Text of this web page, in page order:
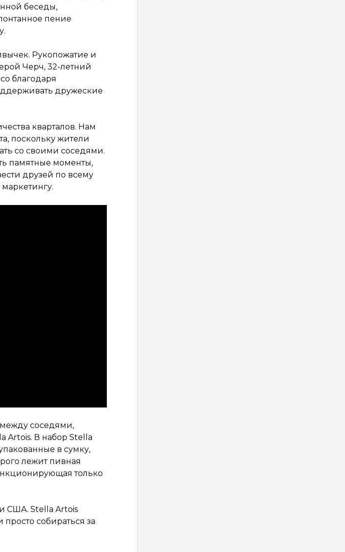
беседы,
пение
Рукопожатие и
Черч, 32-летний
благодаря
дружеские
кварталов. Нам
поскольку жители
со своими соседями.
памятные моменты,
друзей по всему
между соседями,
Artois. В набор Stella
в сумку,
лежит пивная
только
США. Stella Artois
собираться за